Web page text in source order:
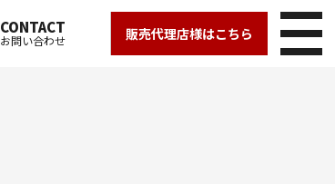
CONTACT
お問い合わせ 販売代理店様はこちら